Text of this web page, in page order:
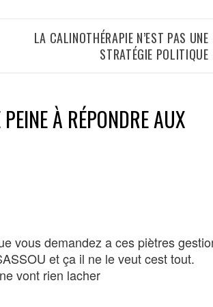
LA CALINOTHÉRAPIE N’EST PAS UNE
STRATÉGIE POLITIQUE
À RÉPONDRE AUX
vous demandez a ces piètres
et ça il ne le veut cest tout.
vont rien lacher